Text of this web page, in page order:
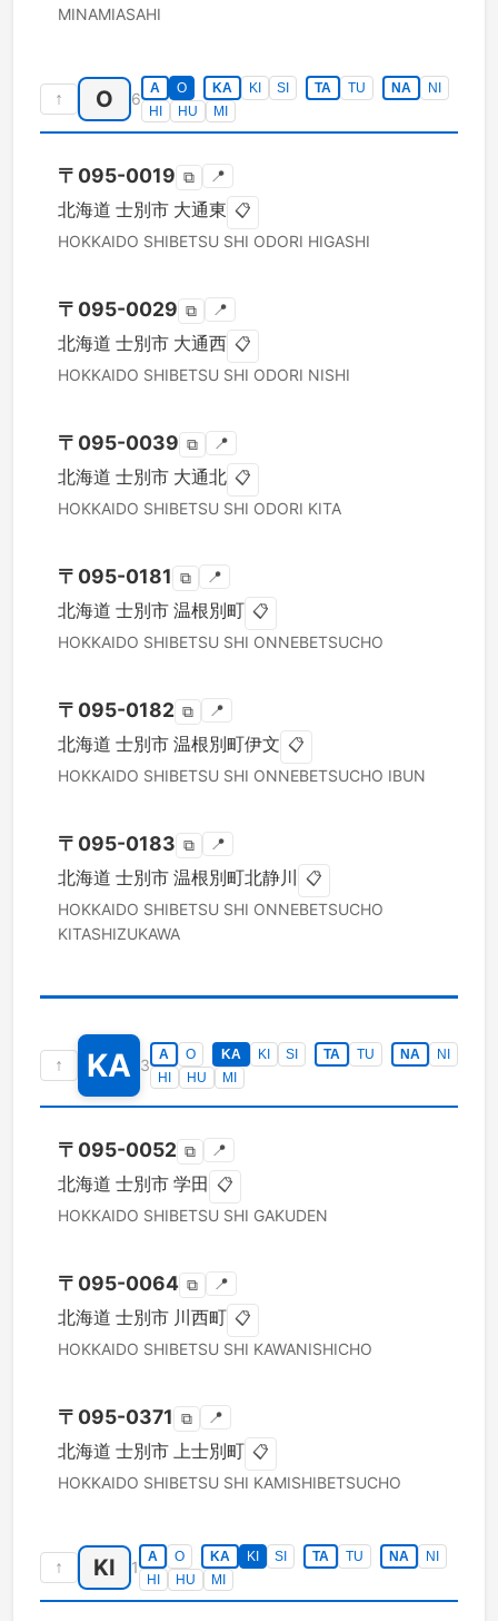
MINAMIASAHI
↑ O 6
A O KA KI SI TA TU NA
NI
HI
HU MI
〒 095-0019 ⧉ 📍
北海道 士別市 大通東 📋
HOKKAIDO SHIBETSU SHI ODORI HIGASHI
〒 095-0029 ⧉ 📍
北海道 士別市 大通西 📋
HOKKAIDO SHIBETSU SHI ODORI NISHI
〒 095-0039 ⧉ 📍
北海道 士別市 大通北 📋
HOKKAIDO SHIBETSU SHI ODORI KITA
〒 095-0181 ⧉ 📍
北海道 士別市 温根別町 📋
HOKKAIDO SHIBETSU SHI ONNEBETSUCHO
〒 095-0182 ⧉ 📍
北海道 士別市 温根別町伊文 📋
HOKKAIDO SHIBETSU SHI ONNEBETSUCHO IBUN
〒 095-0183 ⧉ 📍
北海道 士別市 温根別町北静川 📋
HOKKAIDO SHIBETSU SHI ONNEBETSUCHO
KITASHIZUKAWA
↑ KA 3
A O KA KI SI TA TU NA
NI
HI
HU MI
〒 095-0052 ⧉ 📍
北海道 士別市 学田 📋
HOKKAIDO SHIBETSU SHI GAKUDEN
〒 095-0064 ⧉ 📍
北海道 士別市 川西町 📋
HOKKAIDO SHIBETSU SHI KAWANISHICHO
〒 095-0371 ⧉ 📍
北海道 士別市 上士別町 📋
HOKKAIDO SHIBETSU SHI KAMISHIBETSUCHO
↑ KI 1
A O KA KI SI TA TU NA
NI
HI
HU MI